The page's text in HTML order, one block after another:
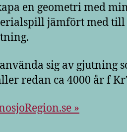
en geometri med
jämfört med till
sig av gjutning
redan ca 4000 år f
»